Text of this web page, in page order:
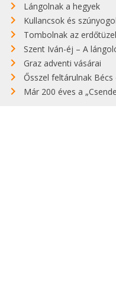
Lángolnak a hegyek
Kullancsok és
Tombolnak az
Szent Iván-éj – A
Graz adventi vásárai
Ősszel feltárulnak Bécs és
Már 200 éves a